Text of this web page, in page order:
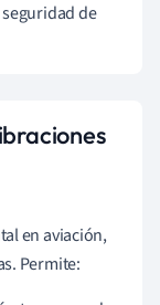
de
en aviación,
Permite: